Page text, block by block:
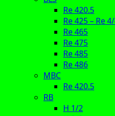
Re 420.5
Re 425 – Re
Re 465
Re 475
Re 485
Re 486
MBC
Re 420.5
RB
H 1/2